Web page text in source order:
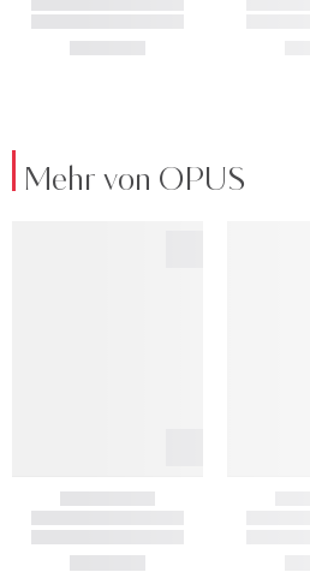
Mehr von OPUS